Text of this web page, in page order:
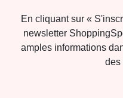
En cliquant sur «
newsletter
amples informations
des